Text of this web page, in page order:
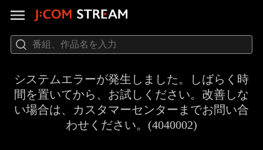
システムエラーが発生しました。しばらく時
間を置いてから、お試しください。改善しな
い場合は、カスタマーセンターまでお問い合
わせください。(4040002)